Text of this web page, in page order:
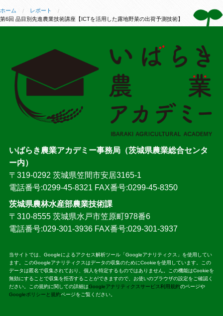
ホーム
レポート
第6回 品目別先進農業技術講座【ICTを活用した露地野菜の出荷予測技術】
いばらき農業アカデミー事務局（茨城県農業総合センタ
ー内）
〒319-0292 茨城県笠間市安居3165-1
電話番号:0299-45-8321 FAX番号:0299-45-8350
茨城県農林水産部農業技術課
〒310-8555 茨城県水戸市笠原町978番6
電話番号:029-301-3936 FAX番号:029-301-3937
当サイトでは、Googleによるアクセス解析ツール「Googleアナリティクス」を使用してい
ます。このGoogleアナリティクスはデータの収集のためにCookieを使用しています。この
データは匿名で収集されており、個人を特定するものではありません。この機能はCookieを
無効にすることで収集を拒否することができますので、お使いのブラウザの設定をご確認く
ださい。この規約に関しての詳細はGoogleアナリティクスサービス利用規約のページや
Googleポリシーと規約ページをご覧ください。